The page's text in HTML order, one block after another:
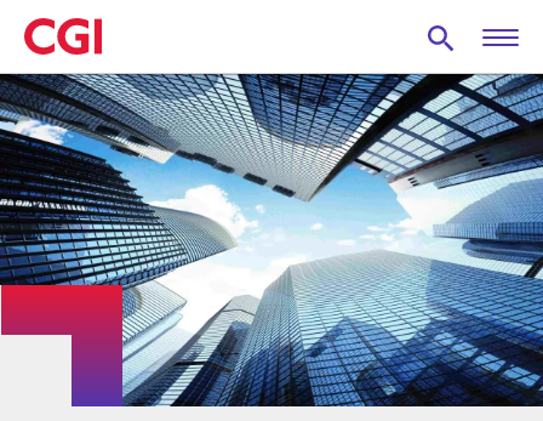
Skip
to
main
content